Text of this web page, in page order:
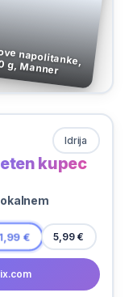
napolitanke, 400 g, Manner
Idrija
kupec
€ 5,99 €